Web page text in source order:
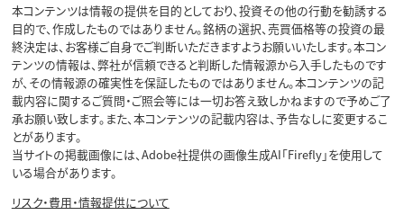
本コンテンツは情報の提供を目的としており、投資その他の行動を勧誘する
目的で、作成したものではありません。銘柄の選択、売買価格等の投資の最
終決定は、お客様ご自身でご判断いただきますようお願いいたします。本コン
テンツの情報は、弊社が信頼できると判断した情報源から入手したものです
が、その情報源の確実性を保証したものではありません。本コンテンツの記
載内容に関するご質問・ご照会等には一切お答え致しかねますので予めご了
承お願い致します。また、本コンテンツの記載内容は、予告なしに変更するこ
とがあります。
当サイトの掲載画像には、Adobe社提供の画像生成AI「Firefly」を使用して
いる場合があります。
リスク・費用・情報提供について